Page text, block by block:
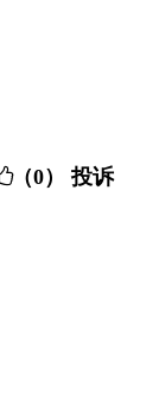
（0） 投诉